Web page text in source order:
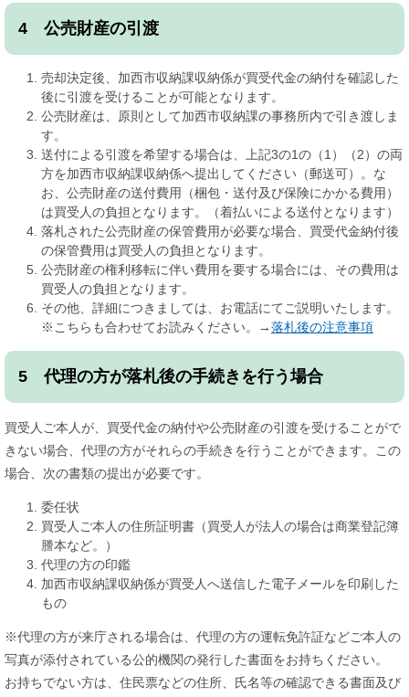
4 公売財産の引渡
売却決定後、加西市収納課収納係が買受代金の納付を確認した
後に引渡を受けることが可能となります。
公売財産は、原則として加西市収納課の事務所内で引き渡しま
す。
送付による引渡を希望する場合は、上記3の1の（1）（2）の両
方を加西市収納課収納係へ提出してください（郵送可）。な
お、公売財産の送付費用（梱包・送付及び保険にかかる費用）
は買受人の負担となります。（着払いによる送付となります）
落札された公売財産の保管費用が必要な場合、買受代金納付後
の保管費用は買受人の負担となります。
公売財産の権利移転に伴い費用を要する場合には、その費用は
買受人の負担となります。
その他、詳細につきましては、お電話にてご説明いたします。
※こちらも合わせてお読みください。→落札後の注意事項
5 代理の方が落札後の手続きを行う場合
買受人ご本人が、買受代金の納付や公売財産の引渡を受けることがで
きない場合、代理の方がそれらの手続きを行うことができます。この
場合、次の書類の提出が必要です。
委任状
買受人ご本人の住所証明書（買受人が法人の場合は商業登記簿
謄本など。）
代理の方の印鑑
加西市収納課収納係が買受人へ送信した電子メールを印刷した
もの
※代理の方が来庁される場合は、代理の方の運転免許証などご本人の
写真が添付されている公的機関の発行した書面をお持ちください。
お持ちでない方は、住民票などの住所、氏名等の確認できる書面及び